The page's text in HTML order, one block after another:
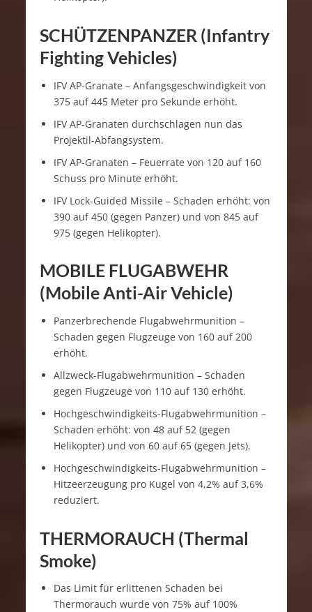
SCHÜTZENPANZER (Infantry
Fighting Vehicles)
IFV AP-Granate – Anfangsgeschwindigkeit von
375 auf 445 Meter pro Sekunde erhöht.
IFV AP-Granaten durchschlagen nun das
Projektil-Abfangsystem.
IFV AP-Granaten – Feuerrate von 120 auf 160
Schuss pro Minute erhöht.
IFV Lock-Guided Missile – Schaden erhöht: von
390 auf 450 (gegen Panzer) und von 845 auf
975 (gegen Helikopter).
MOBILE FLUGABWEHR
(Mobile Anti-Air Vehicle)
Panzerbrechende Flugabwehrmunition –
Schaden gegen Flugzeuge von 160 auf 200
erhöht.
Allzweck-Flugabwehrmunition – Schaden
gegen Flugzeuge von 110 auf 130 erhöht.
Hochgeschwindigkeits-Flugabwehrmunition –
Schaden erhöht: von 48 auf 52 (gegen
Helikopter) und von 60 auf 65 (gegen Jets).
Hochgeschwindigkeits-Flugabwehrmunition –
Hitzeerzeugung pro Kugel von 4,2% auf 3,6%
reduziert.
THERMORAUCH (Thermal
Smoke)
Das Limit für erlittenen Schaden bei
Thermorauch wurde von 75% auf 100%